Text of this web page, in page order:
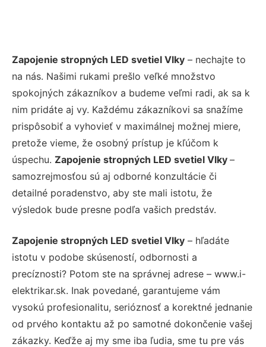
Zapojenie stropných LED svetiel Vlky – nechajte to
na nás. Našimi rukami prešlo veľké množstvo
spokojných zákazníkov a budeme veľmi radi, ak sa k
nim pridáte aj vy. Každému zákazníkovi sa snažíme
prispôsobiť a vyhovieť v maximálnej možnej miere,
pretože vieme, že osobný prístup je kľúčom k
úspechu. Zapojenie stropných LED svetiel Vlky –
samozrejmosťou sú aj odborné konzultácie či
detailné poradenstvo, aby ste mali istotu, že
výsledok bude presne podľa vašich predstáv.
Zapojenie stropných LED svetiel Vlky – hľadáte
istotu v podobe skúseností, odbornosti a
precíznosti? Potom ste na správnej adrese – www.i-
elektrikar.sk. Inak povedané, garantujeme vám
vysokú profesionalitu, serióznosť a korektné jednanie
od prvého kontaktu až po samotné dokončenie vašej
zákazky. Keďže aj my sme iba ľudia, sme tu pre vás